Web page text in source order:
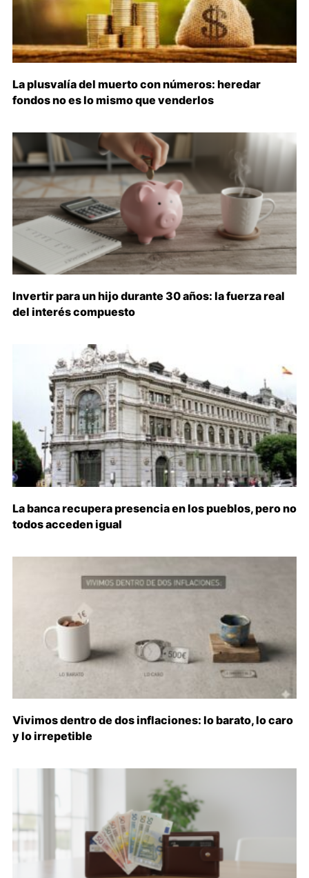
La plusvalía del muerto con números: heredar
fondos no es lo mismo que venderlos
Invertir para un hijo durante 30 años: la fuerza real
del interés compuesto
La banca recupera presencia en los pueblos, pero no
todos acceden igual
Vivimos dentro de dos inflaciones: lo barato, lo caro
y lo irrepetible